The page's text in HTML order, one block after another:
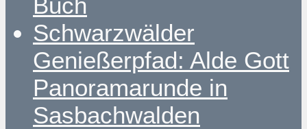
Schwarzwälder
Genießerpfad: Alde Gott
Panoramarunde in
Sasbachwalden